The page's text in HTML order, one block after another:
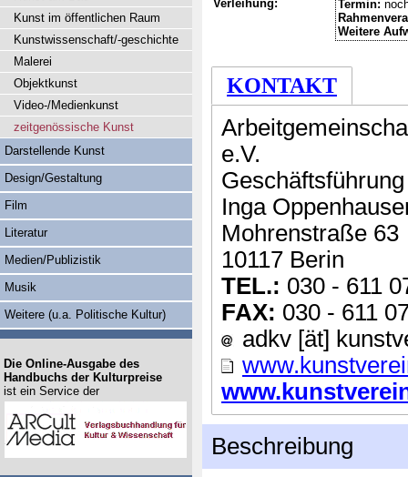
Verleihung: Termin:
Weitere
KONTAKT
e.V.
Geschäftsführung
Inga
Mohrenstraße 63
10117 Berin
TEL.: 030 - 611
FAX: 030 - 611
adkv [ät]
Beschreibung
Kunst im öffentlichen Raum
Kunstwissenschaft/-geschichte
Malerei
Objektkunst
Video-/Medienkunst
zeitgenössische Kunst
Darstellende Kunst
Design/Gestaltung
Film
Literatur
Medien/Publizistik
Musik
Weitere (u.a. Politische Kultur)
Die Online-Ausgabe des
Handbuchs der Kulturpreise
ist ein Service der